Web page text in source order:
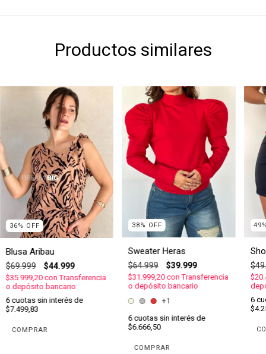
Productos similares
36% OFF
Blusa Aribau
$69.999 $44.999
$35.999,20 con Transferencia
o depósito bancario
6 cuotas sin interés de
$7.499,83
38% OFF
Sweater Heras
$64.999 $39.999
$31.999,20 con Transferencia
o depósito bancario
+1
6 cuotas sin interés de
$6.666,50
COMPRAR
49
6